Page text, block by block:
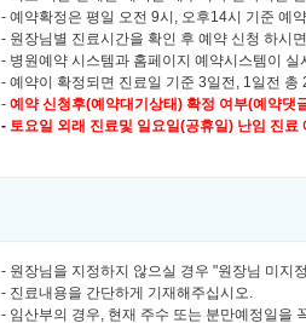
- 예약확정은 평일 오전 9시, 오후14시 기준 예
- 원장님별 진료시간을 확인 후 예약 신청 하시
- 병원예약 시스템과 홈페이지 예약시스템이
- 예약이 확정되면 진료일 기준 3일전, 1일전 총
- 예약 신청후(예약대기상태) 확정 여부(예약댓
- 토요일 외래 진료및 일요일(공휴일) 난임 진
- 원장님을 지정하지 않으실 경우 "원장님 미지
- 진료내용을 간단하게 기재해주십시오.
- 임산부의 경우, 현재 주수 또는 분만예정일을